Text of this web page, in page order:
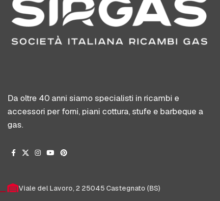
Da oltre 40 anni siamo specialisti in ricambi e
accessori per forni, piani cottura, stufe e barbeque a
gas.
Viale del Lavoro, 2 25045 Castegnato (BS)